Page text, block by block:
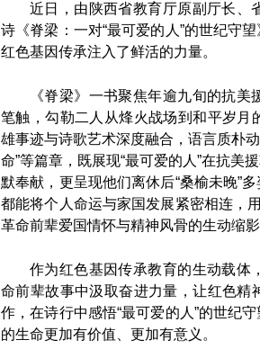
近日，由陕西省教育厅原副厅长、
诗《脊梁：一对“最可爱的人”的世纪守
红色基因传承注入了鲜活的力量。
《脊梁》一书聚焦年逾九旬的抗
笔触，勾勒二人从烽火战场到和平岁月
雄事迹与诗歌艺术深度融合，语言质朴
命”等篇章，既展现“最可爱的人”在抗美
默奉献，更呈现他们离休后“桑榆未晚”
都能将个人命运与家国发展紧密相连，
革命前辈爱国情怀与精神风骨的生动缩影
作为红色基因传承教育的生动载体
命前辈故事中汲取奋进力量，让红色精
作，在诗行中感悟“最可爱的人”的世纪
的生命更加有价值、更加有意义。